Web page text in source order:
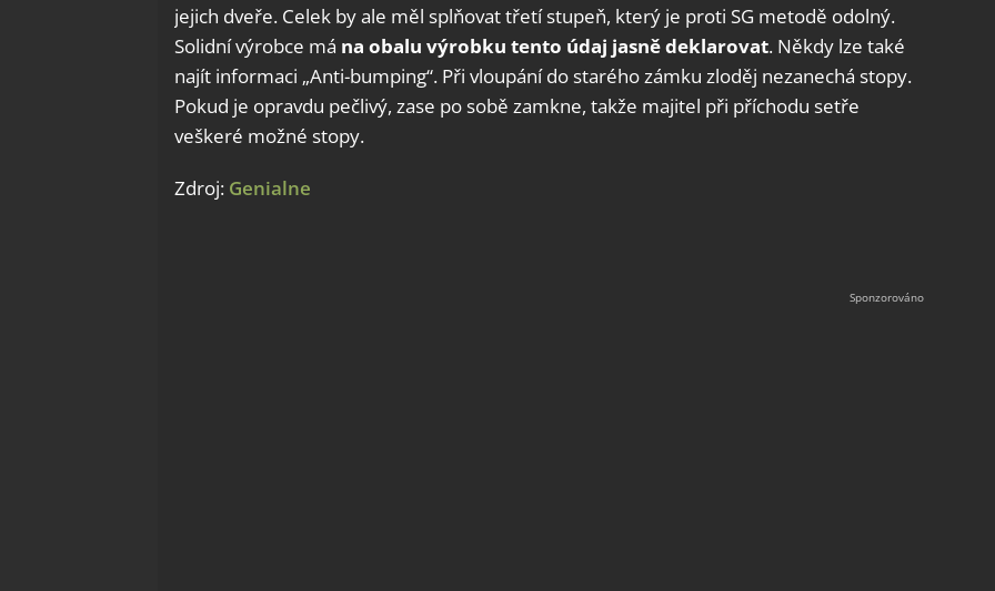
jejich dveře. Celek by ale měl splňovat třetí stupeň, který je proti SG metodě odolný.
Solidní výrobce má na obalu výrobku tento údaj jasně deklarovat. Někdy lze také
najít informaci „Anti-bumping“. Při vloupání do starého zámku zloděj nezanechá stopy.
Pokud je opravdu pečlivý, zase po sobě zamkne, takže majitel při příchodu setře
veškeré možné stopy.
Zdroj: Genialne